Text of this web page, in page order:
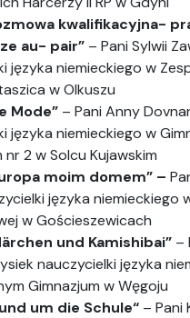
kwalifikacyjna-
au- pair” – Pani Sylwii
języka niemieckiego w
w Olkuszu
Mode” – Pani Anny
języka niemieckiego w
nr 2 w Solcu Kujawskim
moim domem” –
języka niemieckiego
w Gościeszewicach
und Kamishibai” –
nauczycielki języka
Gimnazjum w Węgoju
um die Schule“ – Pani